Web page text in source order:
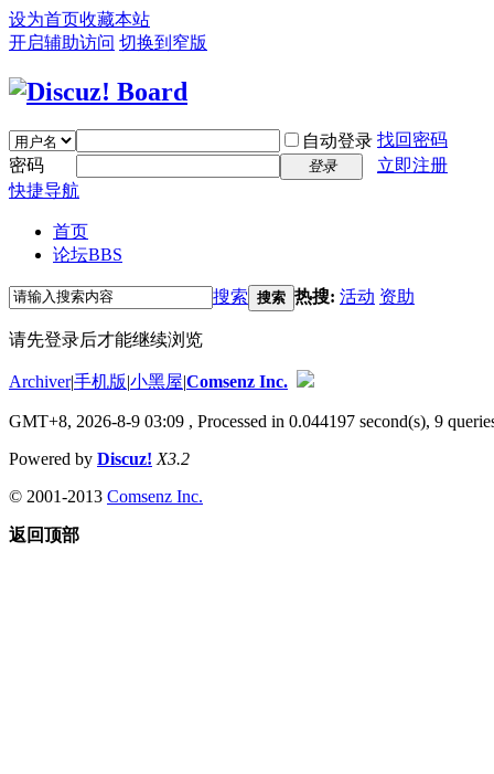
设为首页收藏本站
开启辅助访问 切换到窄版
自动登录 找回密码
密码
登录
立即注册
快捷导航
首页
论坛BBS
搜索 搜索 热搜: 活动 资助
请先登录后才能继续浏览
Archiver|手机版|小黑屋|Comsenz Inc.
GMT+8, 2026-8-9 03:09 , Processed in 0.044197 second(s), 9
Powered by Discuz! X3.2
© 2001-2013 Comsenz Inc.
返回顶部